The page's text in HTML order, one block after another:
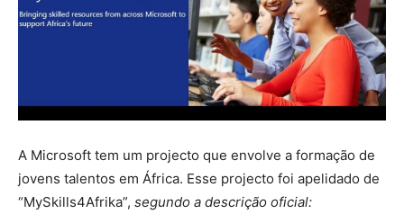
A Microsoft tem um projecto que envolve a formação de
jovens talentos em África. Esse projecto foi apelidado de
“MySkills4Afrika”, segundo a descrição oficial: